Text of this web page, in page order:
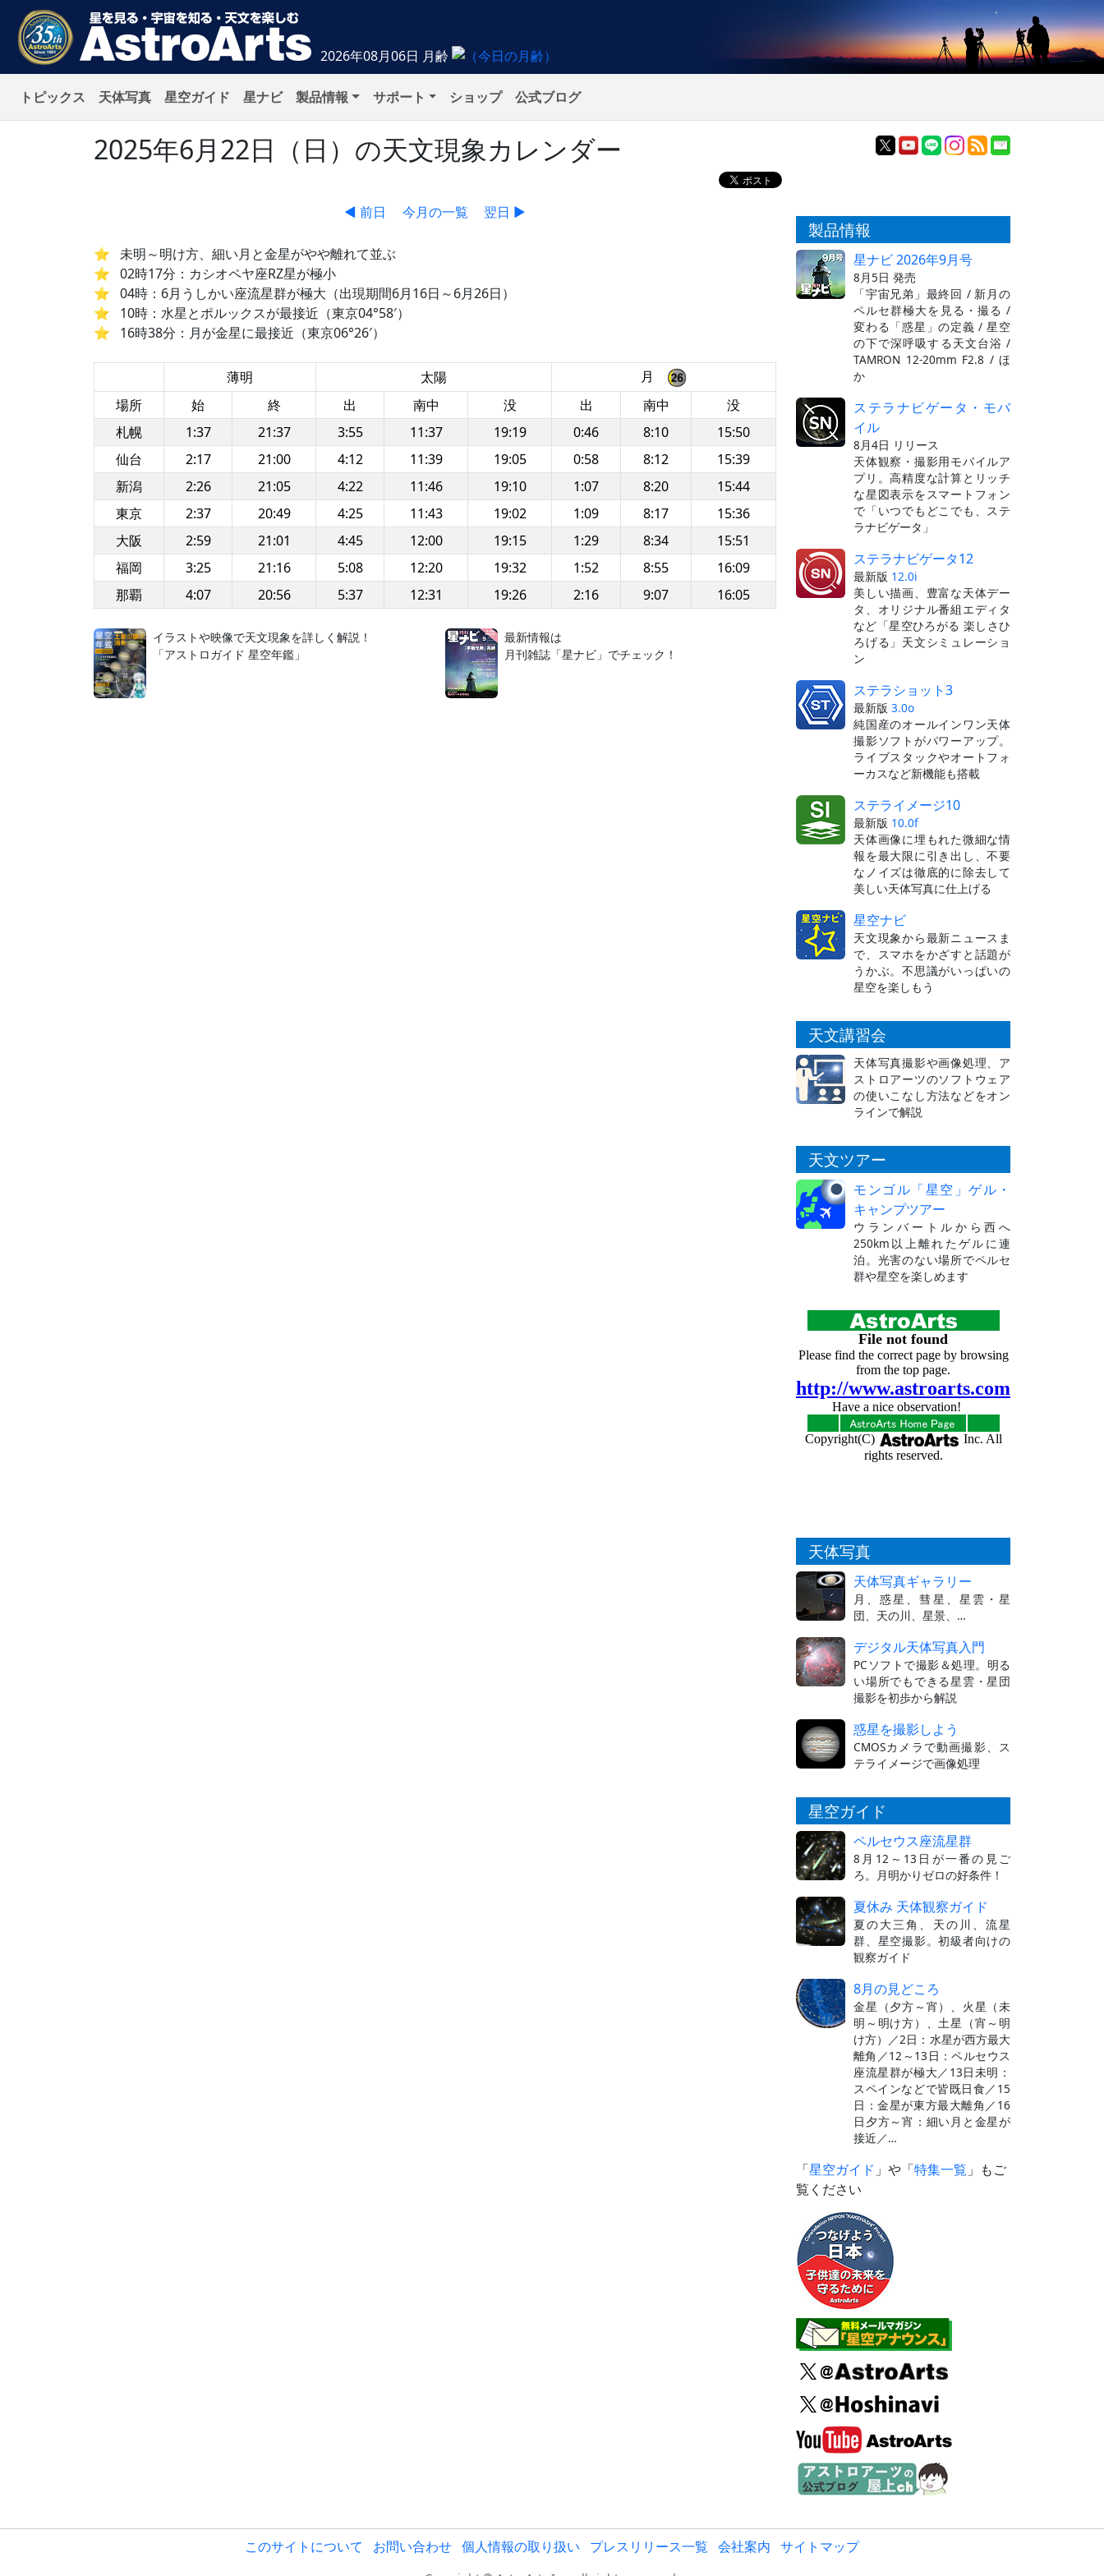
2026年08月06日 月齢
トピックス 天体写真 星空ガイド 星ナビ 製品情報 サポート ショップ 公式ブログ
2025年6月22日（日）の天文現象カレンダー
◀ 前日 今月の一覧 翌日 ▶
未明～明け方、細い月と金星がやや離れて並ぶ
02時17分：カシオペヤ座RZ星が極小
04時：6月うしかい座流星群が極大（出現期間6月16日～6月26日）
10時：水星とポルックスが最接近（東京04°58′）
16時38分：月が金星に最接近（東京06°26′）
薄明 太陽
月
場所
始 終 出 南中 没 出 南中
没
札幌
1:37 21:37 3:55 11:37 19:19 0:46 8:10
15:50
仙台
2:17 21:00 4:12 11:39 19:05 0:58 8:12
15:39
新潟
2:26 21:05 4:22 11:46 19:10 1:07 8:20
15:44
東京
2:37 20:49 4:25 11:43 19:02 1:09 8:17
15:36
大阪
2:59 21:01 4:45 12:00 19:15 1:29 8:34
15:51
福岡
3:25 21:16 5:08 12:20 19:32 1:52 8:55
16:09
那覇
4:07 20:56 5:37 12:31 19:26 2:16 9:07 16:05
イラストや映像で天文現象を詳しく解説！
「アストロガイド 星空年鑑」
最新情報は
月刊雑誌「星ナビ」でチェック！
製品情報
星ナビ 2026年9月号
8月5日 発売
「宇宙兄弟」最終回 / 新月の
ペルセ群極大を見る・撮る /
変わる「惑星」の定義 / 星空
の下で深呼吸する天文台浴 /
TAMRON 12-20mm F2.8 / ほ
か
ステラナビゲータ・モバ
イル
8月4日 リリース
天体観察・撮影用モバイルア
プリ。高精度な計算とリッチ
な星図表示をスマートフォン
で「いつでもどこでも、ステ
ラナビゲータ」
ステラナビゲータ12
最新版 12.0i
美しい描画、豊富な天体デー
タ、オリジナル番組エディタ
など「星空ひろがる 楽しさひ
ろげる」天文シミュレーショ
ン
ステラショット3
最新版 3.0o
純国産のオールインワン天体
撮影ソフトがパワーアップ。
ライブスタックやオートフォ
ーカスなど新機能も搭載
ステライメージ10
最新版 10.0f
天体画像に埋もれた微細な情
報を最大限に引き出し、不要
なノイズは徹底的に除去して
美しい天体写真に仕上げる
星空ナビ
天文現象から最新ニュースま
で、スマホをかざすと話題が
うかぶ。不思議がいっぱいの
星空を楽しもう
天文講習会
天体写真撮影や画像処理、ア
ストロアーツのソフトウェア
の使いこなし方法などをオン
ラインで解説
天文ツアー
モンゴル「星空」ゲル・
キャンプツアー
ウランバートルから西へ
250km以上離れたゲルに連
泊。光害のない場所でペルセ
群や星空を楽しめます
天体写真
天体写真ギャラリー
月、惑星、彗星、星雲・星
団、天の川、星景、…
デジタル天体写真入門
PCソフトで撮影＆処理。明る
い場所でもできる星雲・星団
撮影を初歩から解説
惑星を撮影しよう
CMOSカメラで動画撮影、ス
テライメージで画像処理
星空ガイド
ペルセウス座流星群
8月12～13日が一番の見ご
ろ。月明かりゼロの好条件！
夏休み 天体観察ガイド
夏の大三角、天の川、流星
群、星空撮影。初級者向けの
観察ガイド
8月の見どころ
金星（夕方～宵）、火星（未
明～明け方）、土星（宵～明
け方）／2日：水星が西方最大
離角／12～13日：ペルセウス
座流星群が極大／13日未明：
スペインなどで皆既日食／15
日：金星が東方最大離角／16
日夕方～宵：細い月と金星が
接近／…
「星空ガイド 」や「特集一覧 」もご
覧ください
このサイトについて お問い合わせ 個人情報の取り扱い プレスリリース一覧 会社案内 サイトマップ